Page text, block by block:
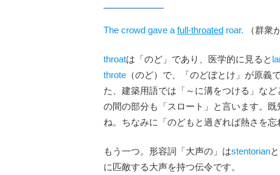
The crowd gave a full-throatedroar. （群衆
throatは「のど」であり、医学的に見ると
throte（のど）で、「のどぼとけ」が原義
た、建築用語では「～に溝をつける」な
の間の部分も「スロート」と言います。
ね。ちなみに「のどもと過ぎれば熱さを
もう一つ。形容詞「大声の」はstentorian
に匹敵する大声を持つ伝令です。